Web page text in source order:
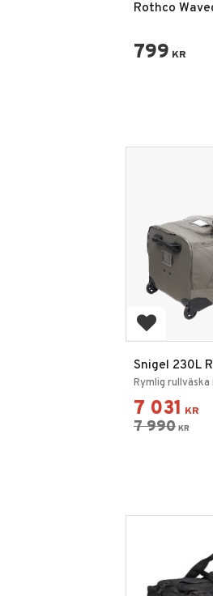
Rothco
799 KR
Lägg till i
Snigel 230L
Rymlig
7 031 KR
7 990 KR